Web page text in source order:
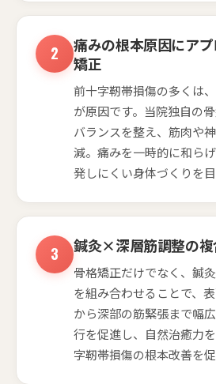
痛みの根本原因にア
矯正
前十字靭帯損傷の多くは
が原因です。当院独自の
バランスを整え、筋肉や
減。痛みを一時的に和ら
発しにくい身体づくりを目
鍼灸×深層筋調整の
骨格矯正だけでなく、鍼
を組み合わせることで、
から深部の筋緊張まで幅
行を促進し、自然治癒力
字靭帯損傷の根本改善を促